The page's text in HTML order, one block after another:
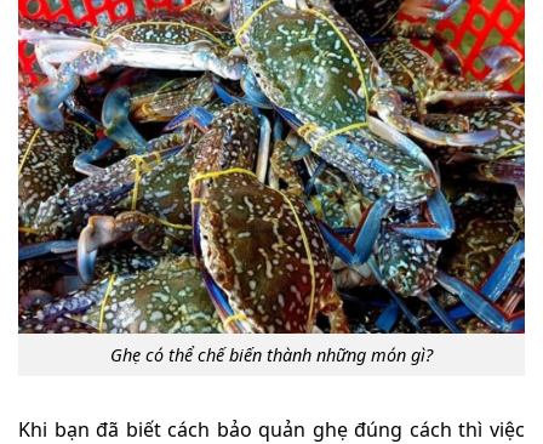
Ghẹ có thể chế biến thành những món gì?
Khi bạn đã biết cách bảo quản ghẹ đúng cách thì việc